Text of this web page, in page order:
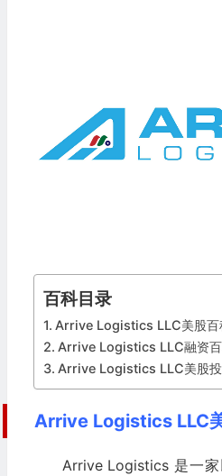
百科目录
Arrive Logistics LLC美股百
Arrive Logistics LLC融资
Arrive Logistics LLC美股
Arrive Logistics LLC
Arrive Logistics 是一